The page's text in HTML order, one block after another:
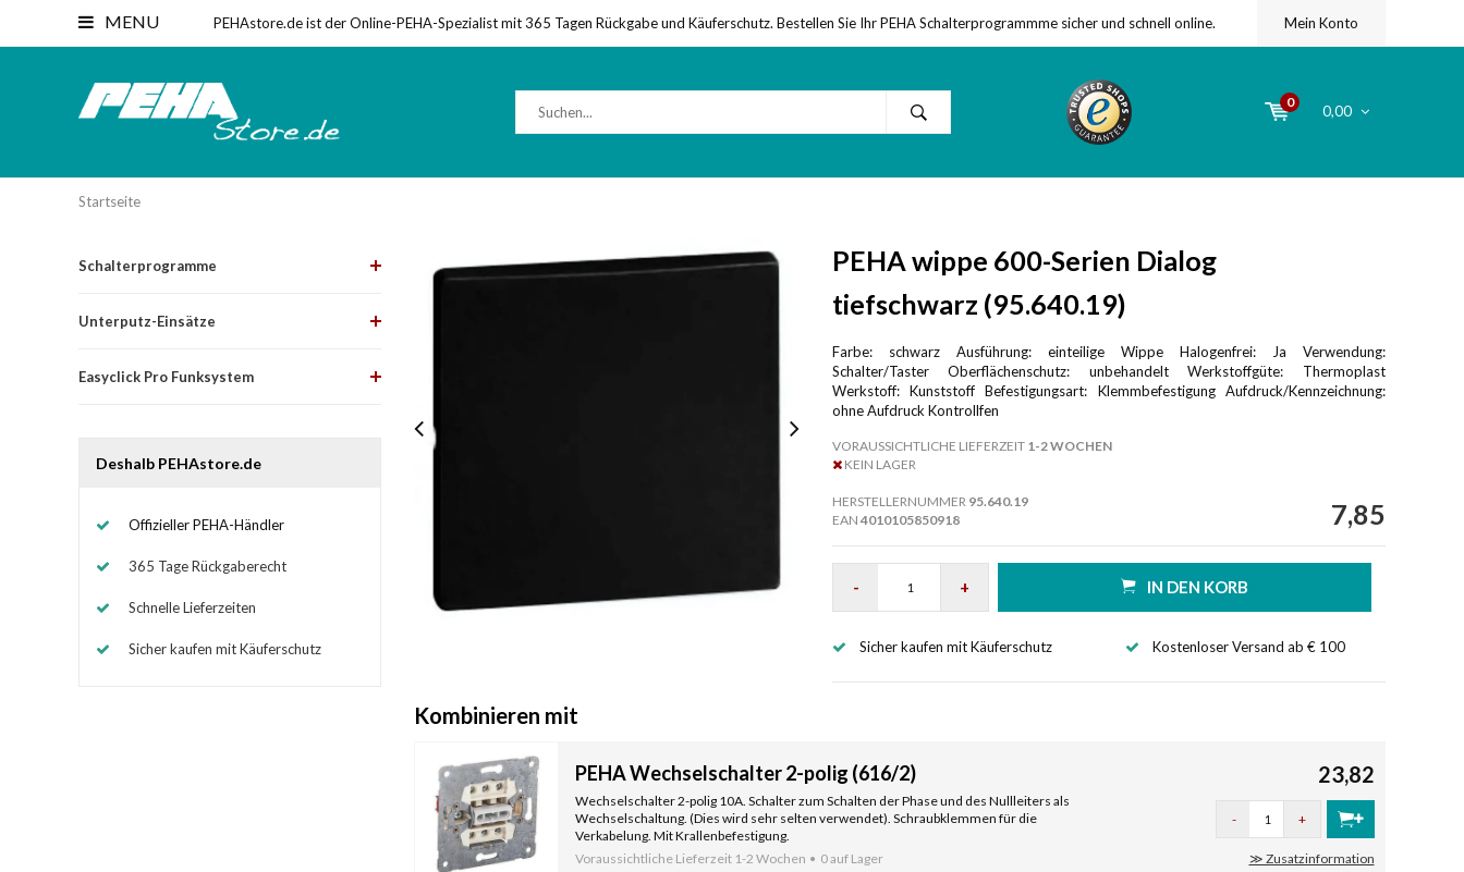
MENU PEHAstore.de ist der Online-PEHA-Spezialist mit 365 Tagen Rückgabe und Käuferschutz. Bestellen Sie Ihr PEHA Schalterprogrammme sicher und schnell online. Mein Konto
0
0,00
Startseite
Schalterprogramme
Unterputz-Einsätze
Easyclick Pro Funksystem
Deshalb PEHAstore.de
Offizieller PEHA-Händler
365 Tage Rückgaberecht
Schnelle Lieferzeiten
Sicher kaufen mit Käuferschutz
PEHA wippe 600-Serien Dialog
tiefschwarz (95.640.19)
Farbe: schwarz Ausführung: einteilige Wippe Halogenfrei: Ja Verwendung:
Schalter/Taster Oberflächenschutz: unbehandelt Werkstoffgüte: Thermoplast
Werkstoff: Kunststoff Befestigungsart: Klemmbefestigung Aufdruck/Kennzeichnung:
ohne Aufdruck Kontrollfen
VORAUSSICHTLICHE LIEFERZEIT1-2 WOCHEN
KEIN LAGER
HERSTELLERNUMMER 95.640.19
EAN 4010105850918 7,85
- + IN DEN KORB
Sicher kaufen mit Käuferschutz Kostenloser Versand ab € 100
Kombinieren mit
PEHA Wechselschalter 2-polig (616/2)
Wechselschalter 2-polig 10A. Schalter zum Schalten der Phase und des Nullleiters als
Wechselschaltung. (Dies wird sehr selten verwendet). Schraubklemmen für die
Verkabelung. Mit Krallenbefestigung.
Voraussichtliche Lieferzeit 1-2 Wochen 0 auf Lager
23,82
- +
≫ Zusatzinformation